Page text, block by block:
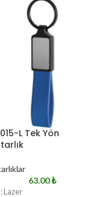
L Tek Yön
63.00₺
Lazer